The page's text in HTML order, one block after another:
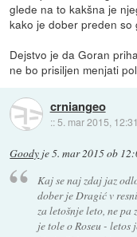
glede na to kakšna je
kako je dober preden so
Dejstvo je da Goran
ne bo prisiljen menjati
crniangeo
:: 5. mar 2015, 12:31
Goody je5. mar 2015 ob
Kaj se naj zdaj jaz
dober je Dragić v
za letošnje leto, ne pa
je tole o Roseu -